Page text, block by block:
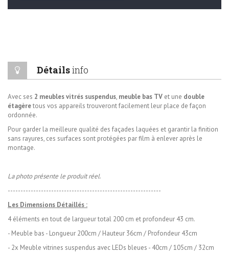
Détailsinfo
Avec ses 2 meubles vitrés suspendus, meuble bas TV et une double
étagèretous vos appareils trouveront facilement leur place de façon
ordonnée.
Pour garder la meilleure qualité des façades laquées et garantir la finition
sans rayures, ces surfaces sont protégées par film à enlever après le
montage.
La photo présente le produit réel.
------------------------------------------------------------
Les Dimensions Détaillés :
4 éléments en tout de largueur total 200 cm et profondeur 43 cm.
- Meuble bas - Longueur 200cm / Hauteur 36cm / Profondeur 43cm
- 2x Meuble vitrines suspendus avec LEDs bleues - 40cm / 105cm / 32cm